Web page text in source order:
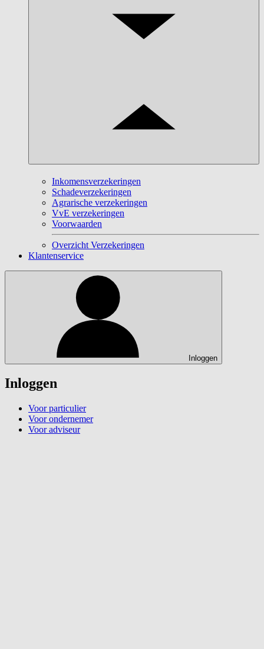
Inkomensverzekeringen
Schadeverzekeringen
Agrarische verzekeringen
VvE verzekeringen
Voorwaarden
Overzicht Verzekeringen
Klantenservice
Inloggen
Inloggen
Voor particulier
Voor ondernemer
Voor adviseur